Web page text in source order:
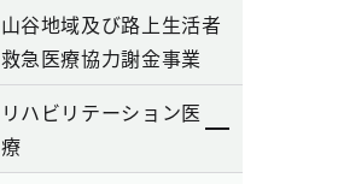
山谷地域及び路上生活者
救急医療協力謝金事業
リハビリテーション医
療